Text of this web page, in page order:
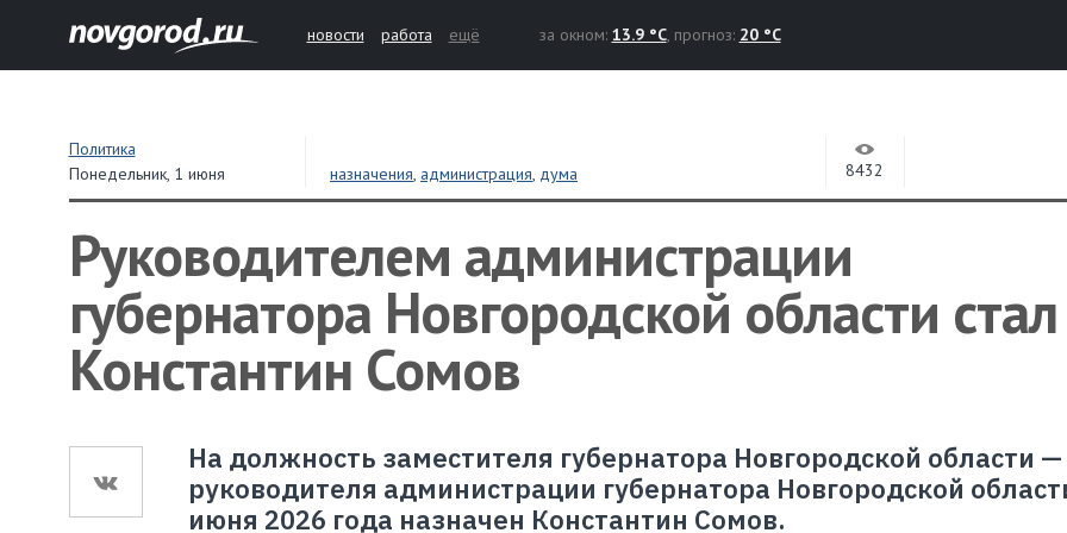
новости работа ещё за окном: 13.9 °C, прогноз: 20 °C
Политика
Понедельник, 1 июня назначения, администрация, дума 8432
Руководителем администрации
губернатора Новгородской области стал
Константин Сомов
На должность заместителя губернатора Новгородской области —
руководителя администрации губернатора Новгородской
июня 2026 года назначен Константин Сомов.